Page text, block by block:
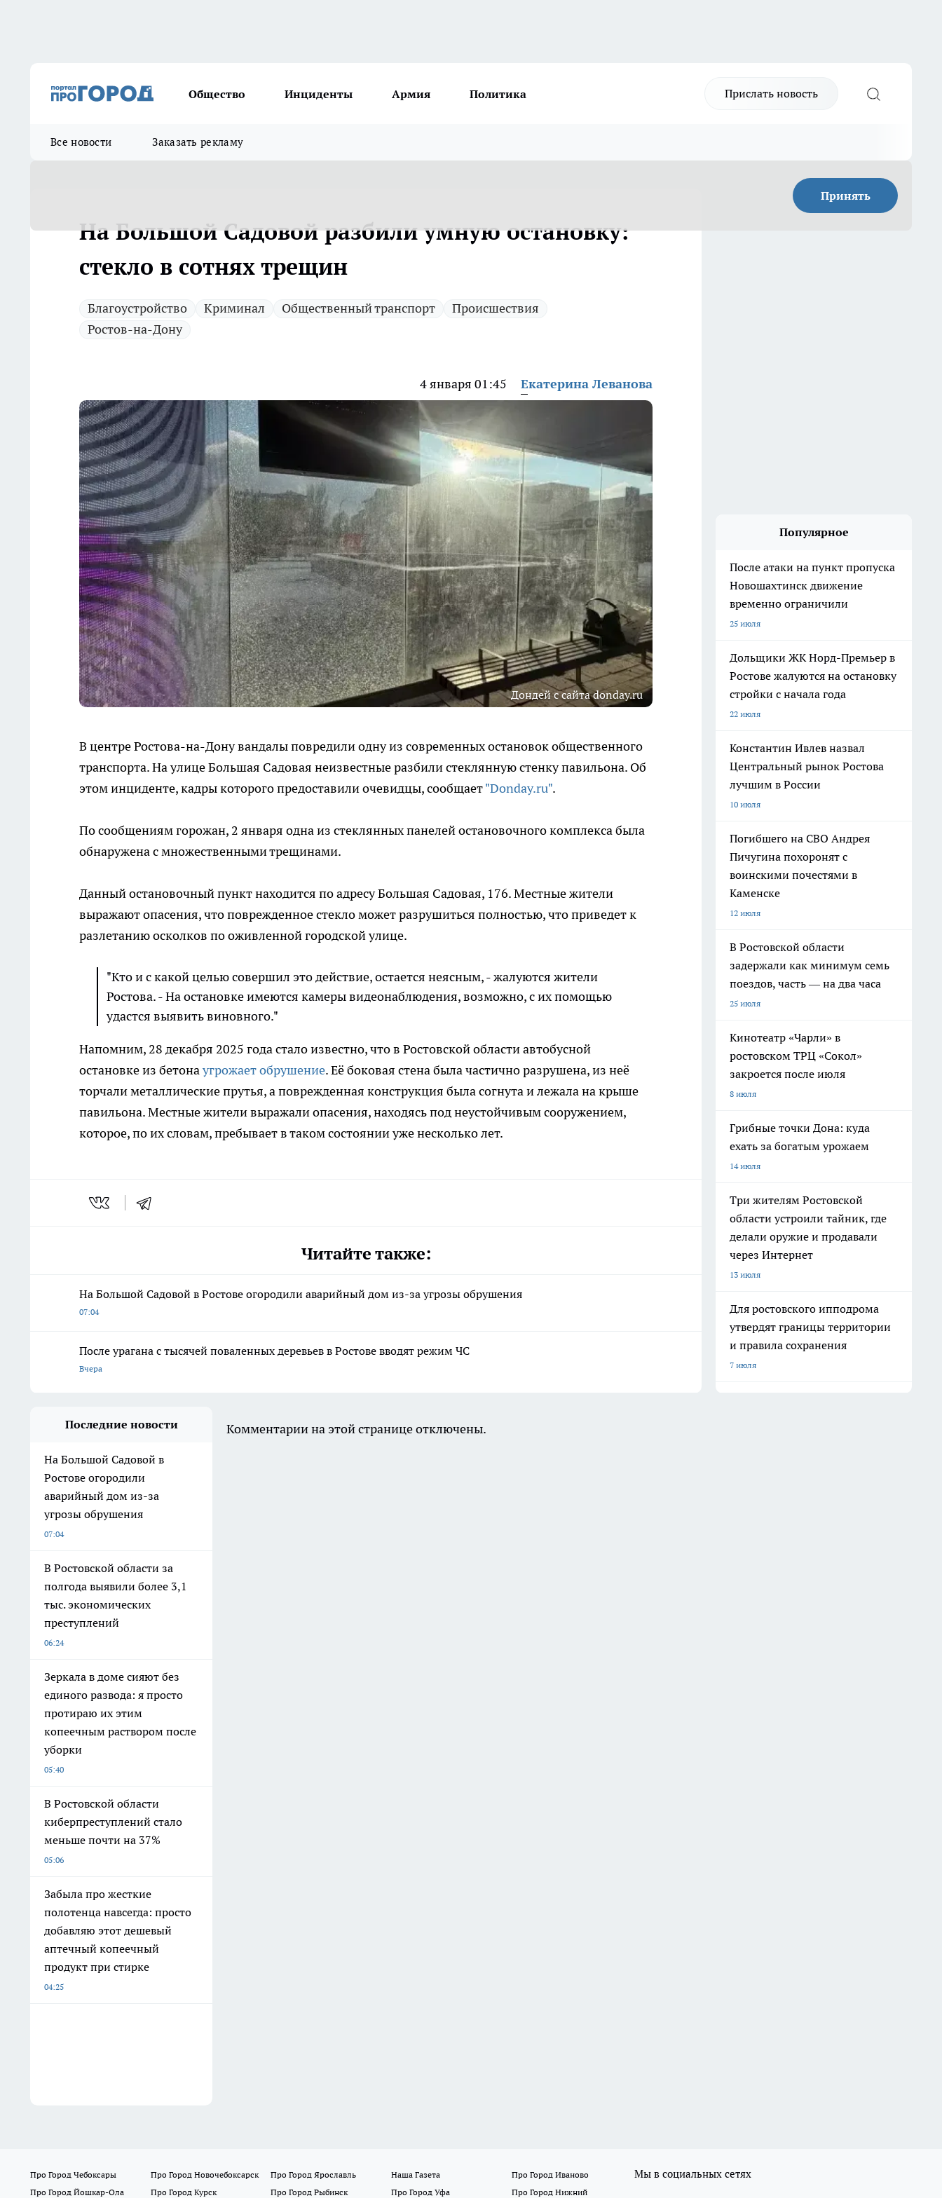
Общество Инциденты Армия Политика Прислать новость
Все новости Заказать рекламу
Принять
На Большой Садовой разбили умную остановку:
стекло в сотнях трещин
Благоустройство Криминал Общественный транспорт
Происшествия
Ростов-на-Дону
4 января 01:45 Екатерина Леванова
Дондей с сайта donday.ru
В центре Ростова-на-Дону вандалы повредили одну из современных остановок общественного
транспорта. На улице Большая Садовая неизвестные разбили стеклянную стенку павильона. Об
этом инциденте, кадры которого предоставили очевидцы, сообщает"Donday.ru".
По сообщениям горожан, 2 января одна из стеклянных панелей остановочного комплекса была
обнаружена с множественными трещинами.
Данный остановочный пункт находится по адресу Большая Садовая, 176. Местные жители
выражают опасения, что поврежденное стекло может разрушиться полностью, что приведет к
разлетанию осколков по оживленной городской улице.
"Кто и с какой целью совершил это действие, остается неясным, - жалуются жители
Ростова. - На остановке имеются камеры видеонаблюдения, возможно, с их помощью
удастся выявить виновного."
Напомним, 28 декабря 2025 года стало известно, что в Ростовской области автобусной
остановке из бетонаугрожает обрушение. Её боковая стена была частично разрушена, из неё
торчали металлические прутья, а поврежденная конструкция была согнута и лежала на крыше
павильона. Местные жители выражали опасения, находясь под неустойчивым сооружением,
которое, по их словам, пребывает в таком состоянии уже несколько лет.
Читайте также:
На Большой Садовой в Ростове огородили аварийный дом из-за угрозы обрушения
07:04
После урагана с тысячей поваленных деревьев в Ростове вводят режим ЧС
Вчера
Популярное
После атаки на пункт пропуска
Новошахтинск движение
временно ограничили
25 июля
Дольщики ЖК Норд-Премьер в
Ростове жалуются на остановку
стройки с начала года
22 июля
Константин Ивлев назвал
Центральный рынок Ростова
лучшим в России
10 июля
Погибшего на СВО Андрея
Пичугина похоронят с
воинскими почестями в
Каменске
12 июля
В Ростовской области
задержали как минимум семь
поездов, часть — на два часа
25 июля
Кинотеатр «Чарли» в
ростовском ТРЦ «Сокол»
закроется после июля
8 июля
Грибные точки Дона: куда
ехать за богатым урожаем
14 июля
Три жителям Ростовской
области устроили тайник, где
делали оружие и продавали
через Интернет
13 июля
Для ростовского ипподрома
утвердят границы территории
и правила сохранения
7 июля
Последние новости
На Большой Садовой в
Ростове огородили
аварийный дом из-за
угрозы обрушения
07:04
В Ростовской области за
полгода выявили более 3,1
тыс. экономических
преступлений
06:24
Зеркала в доме сияют без
единого развода: я просто
протираю их этим
копеечным раствором после
уборки
05:40
В Ростовской области
киберпреступлений стало
меньше почти на 37%
05:06
Забыла про жесткие
полотенца навсегда: просто
добавляю этот дешевый
аптечный копеечный
продукт при стирке
04:25
Комментарии на этой странице отключены.
Про Город Чебоксары Про Город Новочебоксарск Про Город Ярославль Наша Газета
Про Город Иваново
Про Город Йошкар-Ола
Про Город Курск Про Город Рыбинск Про Город Уфа Про Город Нижний
Мы в социальных сетях